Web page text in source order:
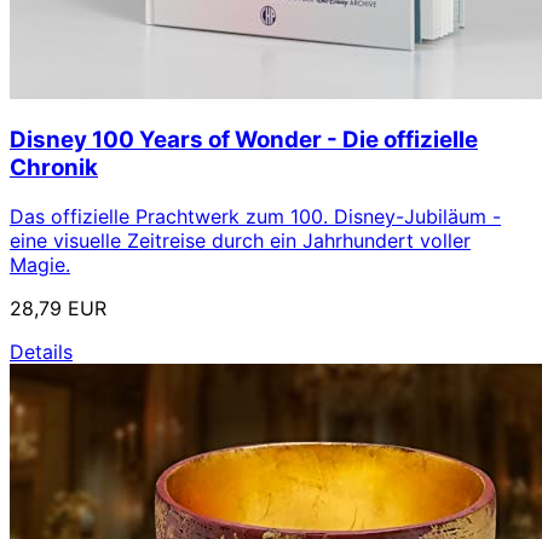
Disney 100 Years of Wonder - Die offizielle
Chronik
Das offizielle Prachtwerk zum 100. Disney-Jubiläum -
eine visuelle Zeitreise durch ein Jahrhundert voller
Magie.
28,79 EUR
Details